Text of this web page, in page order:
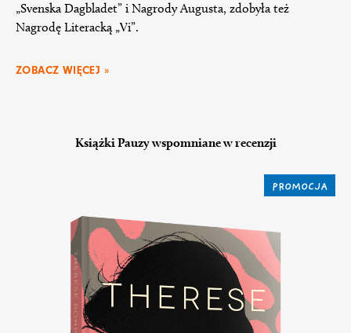
„Svenska Dagbladet” i Nagrody Augusta, zdobyła też
Nagrodę Literacką „Vi”.
ZOBACZ WIĘCEJ »
Książki Pauzy wspomniane w recenzji
PROMOCJA